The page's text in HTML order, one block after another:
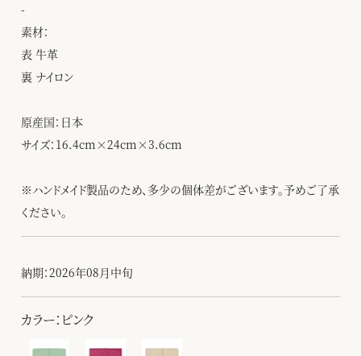
-
素材：
表 牛革
裏 ナイロン
原産国：日本
サイズ：16.4cm×24cm×3.6cm
※ハンドメイド製品のため、多少の個体差がございます。予めご了承
ください。
納期：2026年08月中旬
カラー：ピンク